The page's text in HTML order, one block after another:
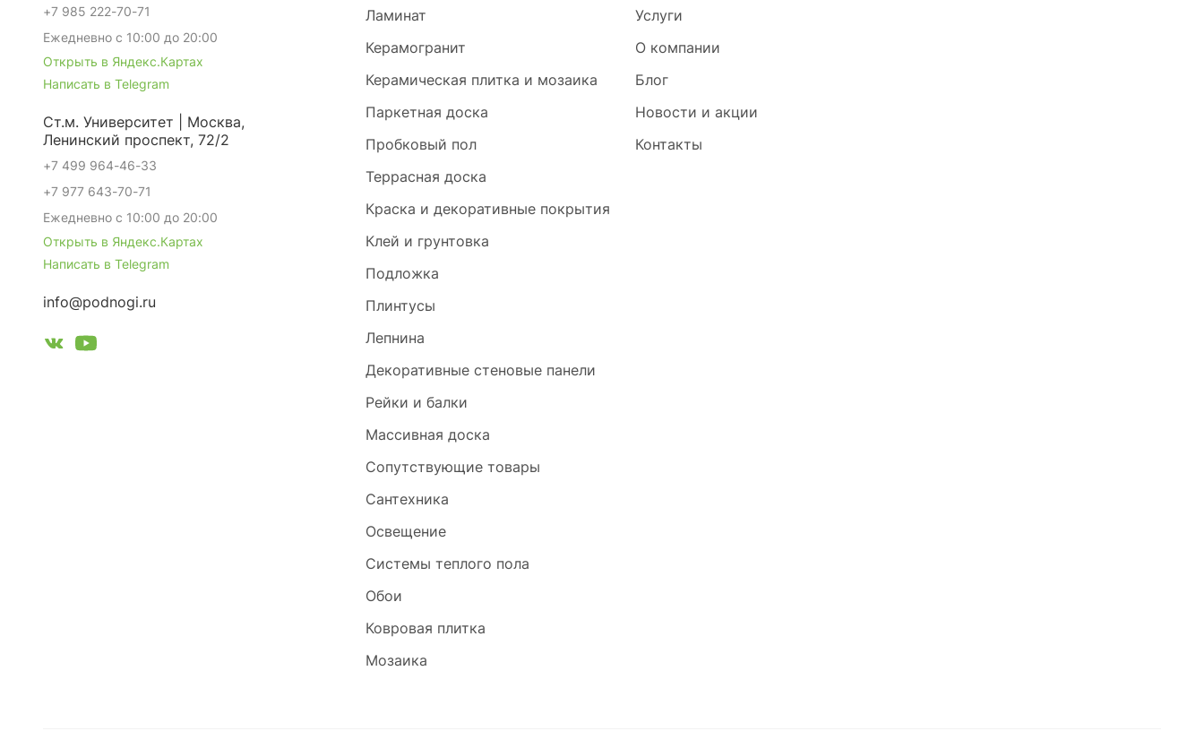
Ламинат
Керамогранит
Керамическая плитка и мозаика
Паркетная доска
Пробковый пол
Террасная доска
Краска и декоративные покрытия
Клей и грунтовка
Подложка
Плинтусы
Лепнина
Декоративные стеновые панели
Рейки и балки
Массивная доска
Сопутствующие товары
Сантехника
Освещение
Системы теплого пола
Обои
Ковровая плитка
Мозаика
Услуги
О компании
Блог
Новости и акции
Контакты
+7 985 222-70-71
Ежедневно с 10:00 до 20:00
Открыть в Яндекс.Картах
Написать в Telegram
Ст.м. Университет | Москва,
Ленинский проспект, 72/2
+7 499 964-46-33
+7 977 643-70-71
Ежедневно с 10:00 до 20:00
Открыть в Яндекс.Картах
Написать в Telegram
info@podnogi.ru